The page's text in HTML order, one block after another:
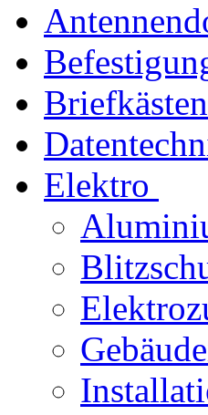
Elektro